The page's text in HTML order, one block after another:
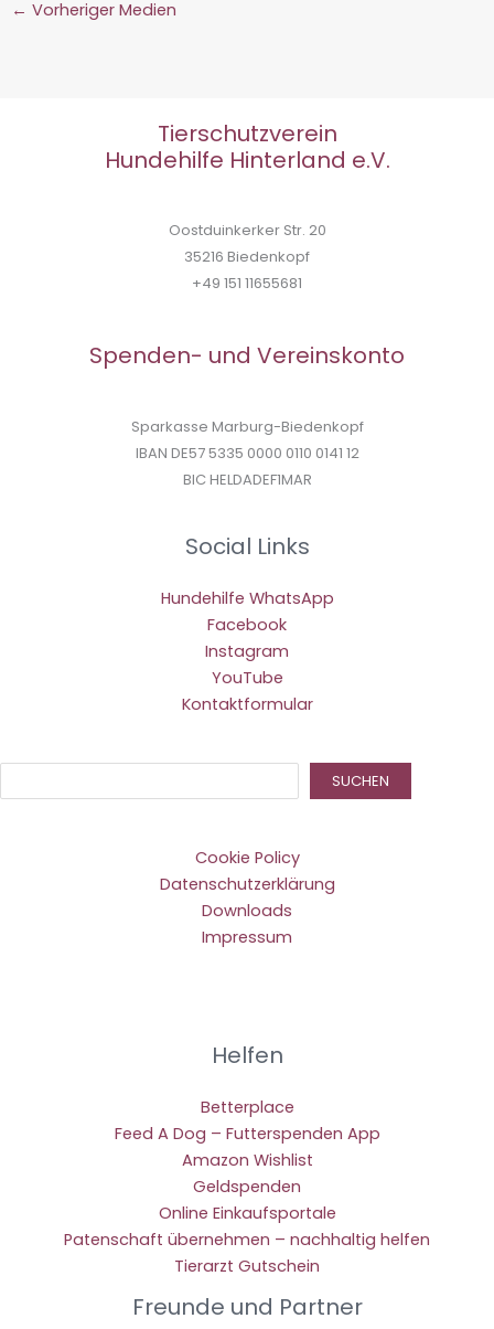
← Vorheriger Medien
Tierschutzverein
Hundehilfe Hinterland e.V.
Oostduinkerker Str. 20
35216 Biedenkopf
+49 151 11655681
Spenden- und Vereinskonto
Sparkasse Marburg-Biedenkopf
IBAN DE57 5335 0000 0110 0141 12
BIC HELDADEF1MAR
Social Links
Hundehilfe WhatsApp
Facebook
Instagram
YouTube
Kontaktformular
SUCHEN
Cookie Policy
Datenschutzerklärung
Downloads
Impressum
Helfen
Betterplace
Feed A Dog – Futterspenden App
Amazon Wishlist
Geldspenden
Online Einkaufsportale
Patenschaft übernehmen – nachhaltig helfen
Tierarzt Gutschein
Freunde und Partner